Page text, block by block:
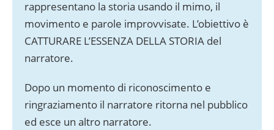
rappresentano la storia usando il mimo, il
movimento e parole improvvisate. L’obiettivo è
CATTURARE L’ESSENZA DELLA STORIA del
narratore.
Dopo un momento di riconoscimento e
ringraziamento il narratore ritorna nel pubblico
ed esce un altro narratore.